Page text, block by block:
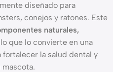
diseñado para
conejos y ratones. Este
naturales,
que lo convierte en una
la salud dental y